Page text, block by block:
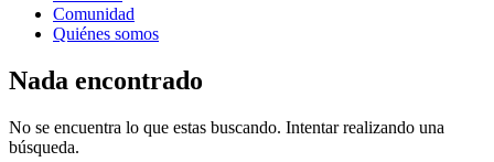
Comunidad
Quiénes somos
Nada encontrado
No se encuentra lo que estas buscando. Intentar realizando una
búsqueda.